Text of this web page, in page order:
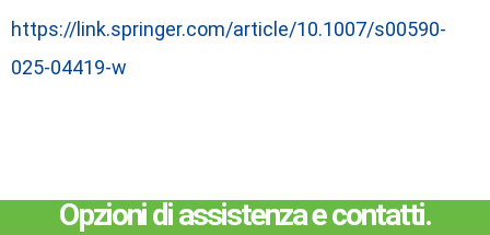
https://link.springer.com/article/10.1007/s00590-
025-04419-w
Opzioni di assistenza e contatti.